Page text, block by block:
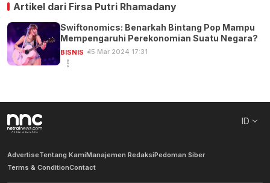
Artikel dari Firsa Putri Rhamadany
Swiftonomics: Benarkah Bintang Pop Mampu
Mempengaruhi Perekonomian Suatu Negara?
BISNIS 15 Mar 2024 17:31
ID
AdvertiseTentang KamiManajemen RedaksiPedoman Siber
Terms & ConditionContact